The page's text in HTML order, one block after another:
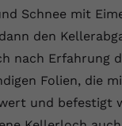
Schnee mit
den
nach Erfahrung
Folien, die
und befestigt
YouTube setzt diesen
Videopräferenzen
speichern, der
Videos verwendet.